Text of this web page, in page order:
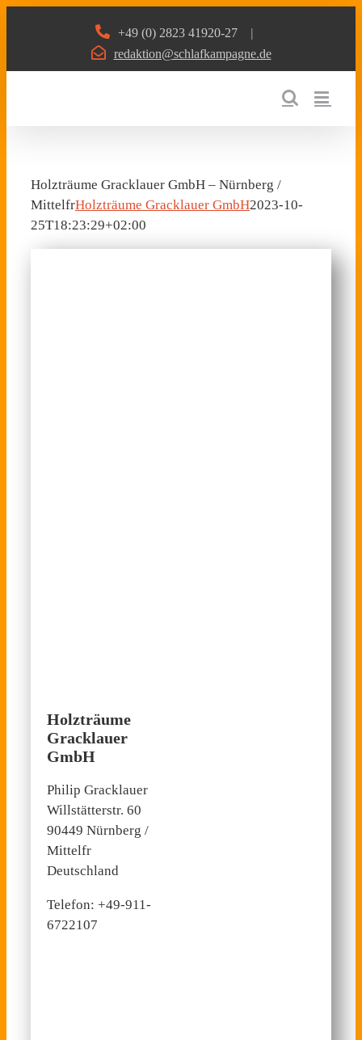
+49 (0) 2823 41920-27
|
redaktion@schlafkampagne.de
Holzträume Gracklauer GmbH – Nürnberg /
MittelfrHolzträume Gracklauer GmbH2023-10-
25T18:23:29+02:00
Holzträume
Gracklauer
GmbH
Philip Gracklauer
Willstätterstr. 60
90449 Nürnberg /
Mittelfr
Deutschland
Telefon: +49-911-
6722107